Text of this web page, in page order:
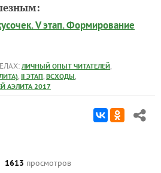
V этап. Формирование
ЛИЧНЫЙ ОПЫТ ЧИТАТЕЛЕЙ,
, II ЭТАП, ВСХОДЫ,
АЭЛИТА 2017
1613 просмотров